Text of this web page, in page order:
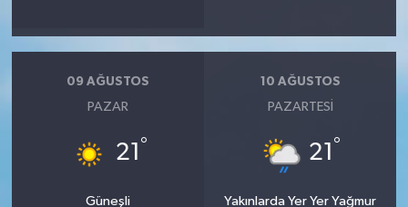
09 AĞUSTOS
PAZAR
21 °
Güneşli
10 AĞUSTOS
PAZARTESI
21 °
Yakınlarda Yer Yer Yağmur
MAGAZİN
Resmi İlan